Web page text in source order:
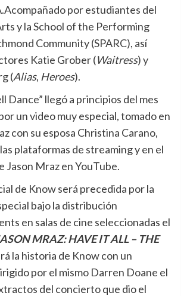
por estudiantes del
y la School of the Performing
Community (SPARC), así
Katie Grober (Waitress) y
(Alias, Heroes).
Dance” llegó a principios del mes
un video muy especial, tomado en
con su esposa Christina Carano,
plataformas de streaming y en el
Jason Mraz en YouTube.
de Know será precedida por la
bajo la distribución
en salas de cine seleccionadas el
MRAZ: HAVE IT ALL – THE
la historia de Know con un
por el mismo Darren Doane el
del concierto que dio el